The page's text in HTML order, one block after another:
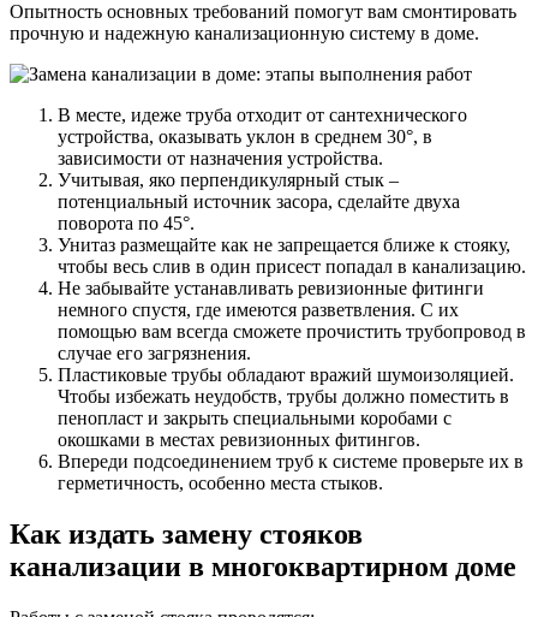
Опытность основных требований помогут вам смонтировать
прочную и надежную канализационную систему в доме.
В месте, идеже труба отходит от сантехнического
устройства, оказывать уклон в среднем 30°, в
зависимости от назначения устройства.
Учитывая, яко перпендикулярный стык –
потенциальный источник засора, сделайте двуха
поворота по 45°.
Унитаз размещайте как не запрещается ближе к стояку,
чтобы весь слив в один присест попадал в канализацию.
Не забывайте устанавливать ревизионные фитинги
немного спустя, где имеются разветвления. С их
помощью вам всегда сможете прочистить трубопровод в
случае его загрязнения.
Пластиковые трубы обладают вражий шумоизоляцией.
Чтобы избежать неудобств, трубы должно поместить в
пенопласт и закрыть специальными коробами с
окошками в местах ревизионных фитингов.
Впереди подсоединением труб к системе проверьте их в
герметичность, особенно места стыков.
Как издать замену стояков
канализации в многоквартирном доме